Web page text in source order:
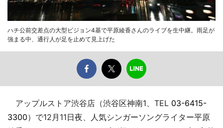
ハチ公前交差点の大型ビジョン4基で平原綾香さんのライブを生中継。雨足が
強まる中、通行人が足を止めて見上げた
アップルストア渋谷店（渋谷区神南1、TEL 03-6415-
3300）で12月11日夜、人気シンガーソングライター平原